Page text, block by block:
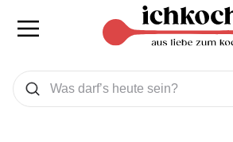
Was wollen Sie suchen
Suchen